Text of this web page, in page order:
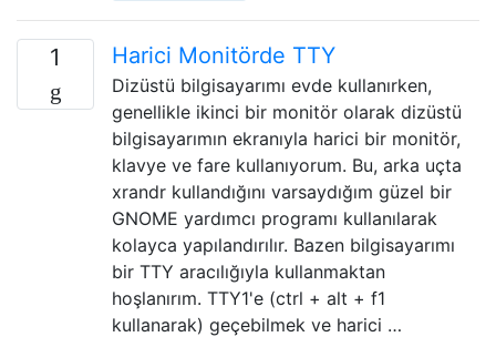
1 Harici Monitörde TTY
Dizüstü bilgisayarımı evde kullanırken,
genellikle ikinci bir monitör olarak dizüstü
bilgisayarımın ekranıyla harici bir monitör,
klavye ve fare kullanıyorum. Bu, arka uçta
xrandr kullandığını varsaydığım güzel bir
GNOME yardımcı programı kullanılarak
kolayca yapılandırılır. Bazen bilgisayarımı
bir TTY aracılığıyla kullanmaktan
hoşlanırım. TTY1'e (ctrl + alt + f1
kullanarak) geçebilmek ve harici …